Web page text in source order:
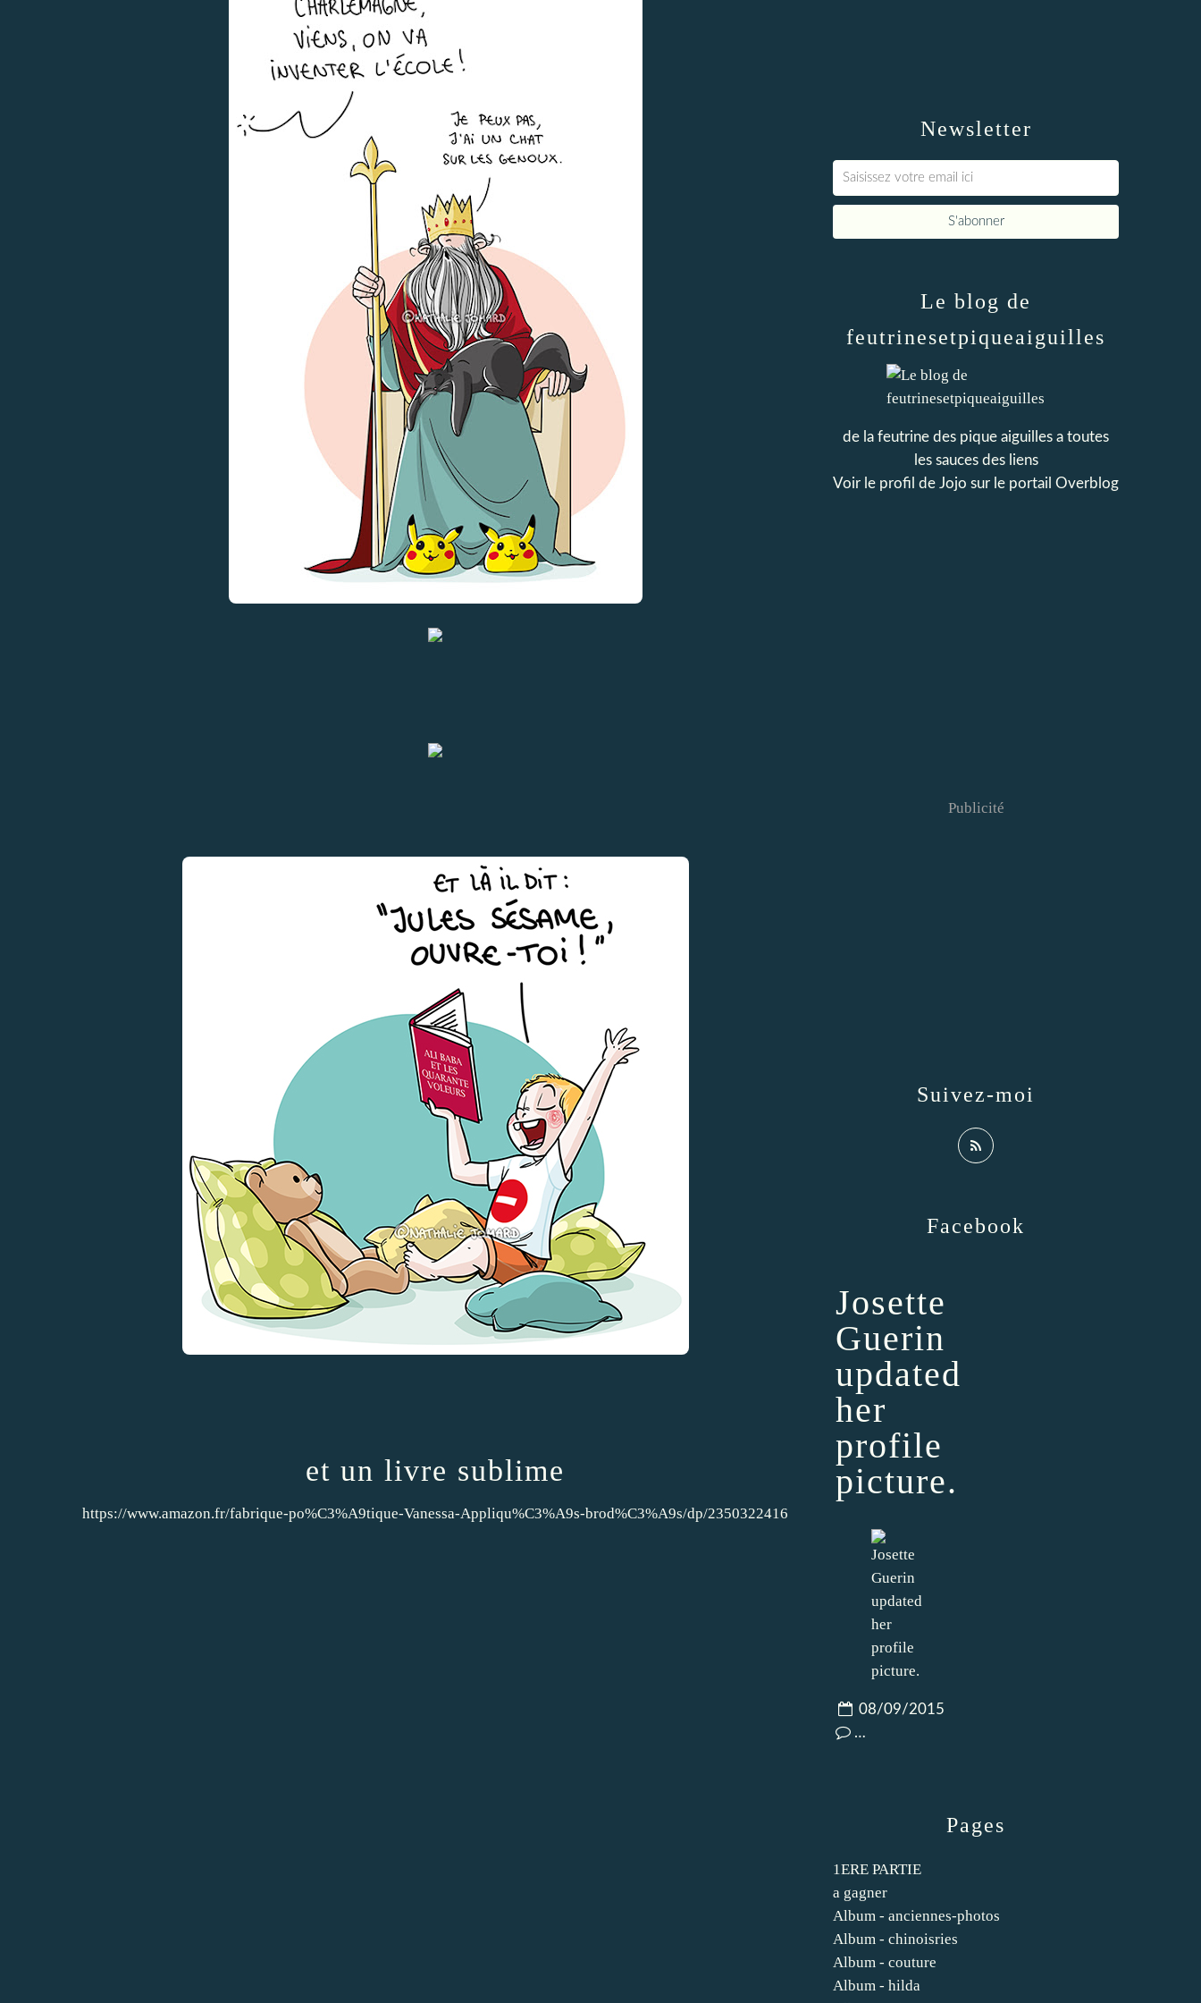
et un livre sublime
https://www.amazon.fr/fabrique-po%C3%A9tique-Vanessa-Appliqu%C3%A9s-brod%C3%A9s/dp/2350322416
Newsletter
Pages
1ERE PARTIE
a gagner
Album - anciennes-photos
Album - chinoisries
Album - couture
Album - hilda
Le blog de
feutrinesetpiqueaiguilles
de la feutrine des pique aiguilles a toutes
les sauces des liens
Voir le profil de Jojo sur le portail Overblog
Suivez-moi
Facebook
Josette
Guerin
updated
her
profile
picture.
08/09/2015
…
Publicité